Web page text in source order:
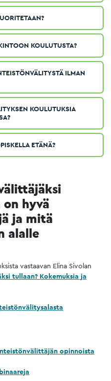
KOULUTUSTA?
ILMAN
KOULUTUKSIA
ETÄNÄ?
hyvä
ja mitä
alalle
vastaavan Elina Sivolan
tullaan? Kokemuksia ja
opinnoista